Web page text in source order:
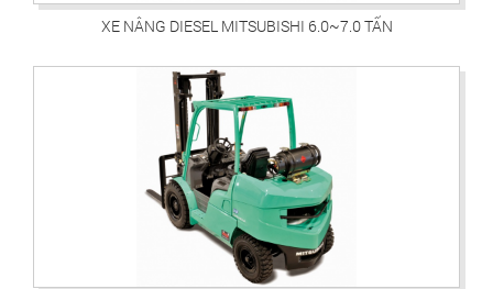
XE NÂNG DIESEL MITSUBISHI 6.0~7.0 TẤN